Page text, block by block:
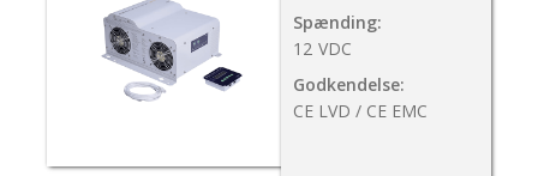
Spænding:
12 VDC
Godkendelse:
CE LVD / CE EMC